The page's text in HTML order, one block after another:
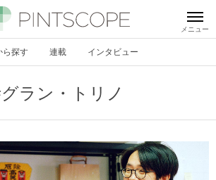
ら探す 連載 インタビュー
ラン・トリノ